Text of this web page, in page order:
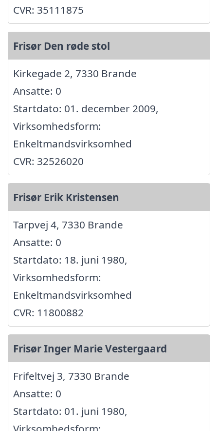
CVR: 35111875
Frisør Den røde stol
Kirkegade 2, 7330 Brande
Ansatte: 0
Startdato: 01. december 2009,
Virksomhedsform:
Enkeltmandsvirksomhed
CVR: 32526020
Frisør Erik Kristensen
Tarpvej 4, 7330 Brande
Ansatte: 0
Startdato: 18. juni 1980,
Virksomhedsform:
Enkeltmandsvirksomhed
CVR: 11800882
Frisør Inger Marie Vestergaard
Frifeltvej 3, 7330 Brande
Ansatte: 0
Startdato: 01. juni 1980,